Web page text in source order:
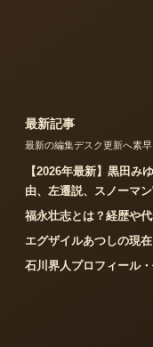
最新記事
最新の編集デスク更新へ素早
【2026年最新】黒田み
由、左遷説、スノーマ
福永壮志とは？経歴や
エグザイルあつしの現
石川界人プロフィール